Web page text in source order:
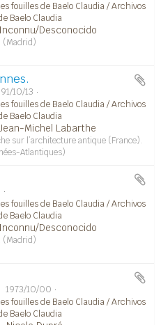
fouilles de Baelo Claudia / Archivos
Baelo Claudia
Desconocido
(Madrid)
10/13
fouilles de Baelo Claudia / Archivos
Baelo Claudia
Michel Labarthe
sur l’architecture antique (France).
Atlantiques)
fouilles de Baelo Claudia / Archivos
Baelo Claudia
Desconocido
(Madrid)
1973/10/00
fouilles de Baelo Claudia / Archivos
Baelo Claudia